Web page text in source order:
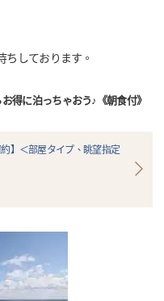
ちしております。
得に泊っちゃおう♪《朝食付》
】＜部屋タイプ、眺望指定